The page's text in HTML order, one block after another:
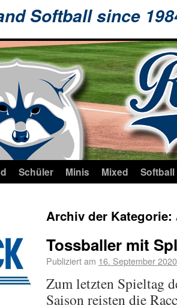
Softball since
Schüler Minis Mixed Softball
Archiv der Kategorie:
Tossballer mit
Publiziert am 16. September 2020
Zum letzten Spieltag
Saison reisten die